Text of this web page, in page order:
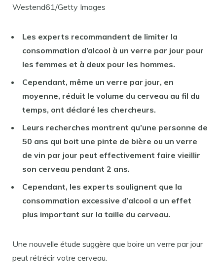
Westend61/Getty Images
Les experts recommandent de limiter la
consommation d’alcool à un verre par jour pour
les femmes et à deux pour les hommes.
Cependant, même un verre par jour, en
moyenne, réduit le volume du cerveau au fil du
temps, ont déclaré les chercheurs.
Leurs recherches montrent qu’une personne de
50 ans qui boit une pinte de bière ou un verre
de vin par jour peut effectivement faire vieillir
son cerveau pendant 2 ans.
Cependant, les experts soulignent que la
consommation excessive d’alcool a un effet
plus important sur la taille du cerveau.
Une nouvelle étude suggère que boire un verre par jour
peut rétrécir votre cerveau.